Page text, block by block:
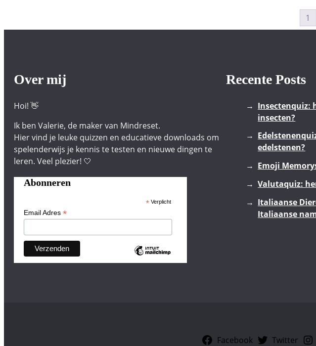
1
Over mij
Hoi! 👋
Ik ben Valerie, de maker van Mindreset.
Hier vind je leuke quizzen en educatieve downloads om
spelenderwijs je kennis te testen en nieuwe dingen te
leren. Veel plezier! 🤍
Abonneren
*Verplicht
Email Adres *
Recente Posts
Insectenquiz:
insecten?
edelstenen?
Emoji
Valutaquiz:
Italiaanse
Italiaanse
Facebook Twitter